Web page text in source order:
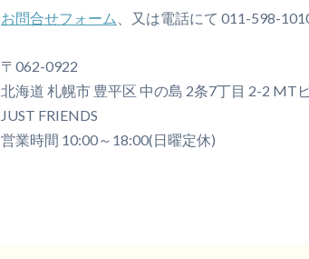
お問合せフォーム 、又は電話にて 011-598-
〒062-0922
北海道 札幌市 豊平区 中の島 2条7丁目 2-2 MT
JUST FRIENDS
営業時間 10:00～18:00(日曜定休)